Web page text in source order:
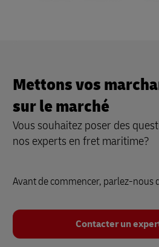
Mettons vos
sur le marché
Vous souhaitez poser des
nos experts en fret maritime?
Avant de commencer, parlez-nous
Contacter un